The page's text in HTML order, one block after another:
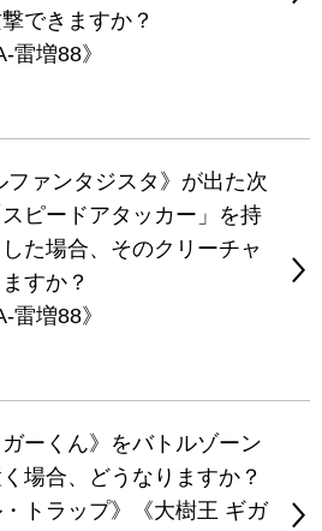
できますか？
雷増88》
ァンタジスタ》が出た次
ピードアタッカー」を持
た場合、そのクリーチャ
すか？
雷増88》
ガーくん》をバトルゾーン
場合、どうなりますか？
トラップ》《大樹王 ギガ